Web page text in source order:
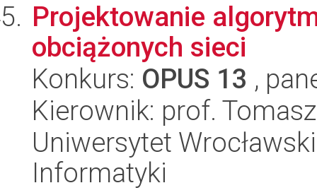
Projektowanie
obciążonych sieci
Konkurs: OPUS 13 ,
Kierownik: prof.
Uniwersytet
Informatyki